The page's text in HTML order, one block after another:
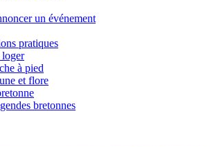
un événement
pratiques
loger
à pied
et flore
bretonnes